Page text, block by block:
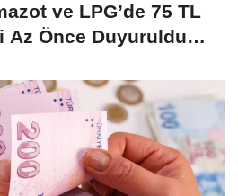
ve LPG’de 75 TL
Az Önce Duyuruldu!